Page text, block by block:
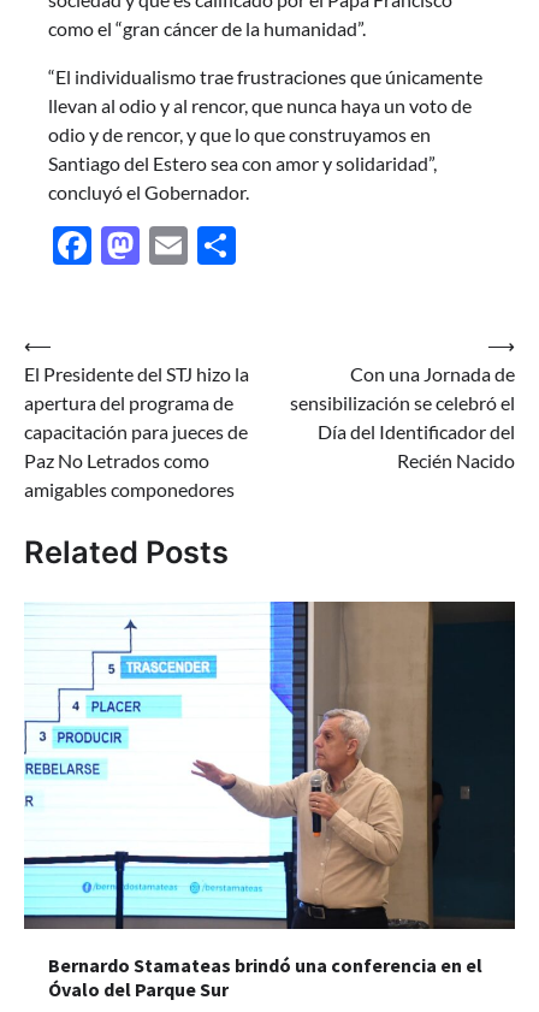
como el “gran cáncer de la humanidad”.
“El individualismo trae frustraciones que únicamente
llevan al odio y al rencor, que nunca haya un voto de
odio y de rencor, y que lo que construyamos en
Santiago del Estero sea con amor y solidaridad”,
concluyó el Gobernador.
Facebook
Mastodon
Email
Navegación
de
entradas
⟵
El Presidente del STJ hizo la
apertura del programa de
capacitación para jueces de
Paz No Letrados como
amigables componedores
Con una Jornada de
sensibilización se celebró el
Día del Identificador del
Recién Nacido
⟶
Related Posts
Bernardo Stamateas brindó una conferencia en el
Óvalo del Parque Sur